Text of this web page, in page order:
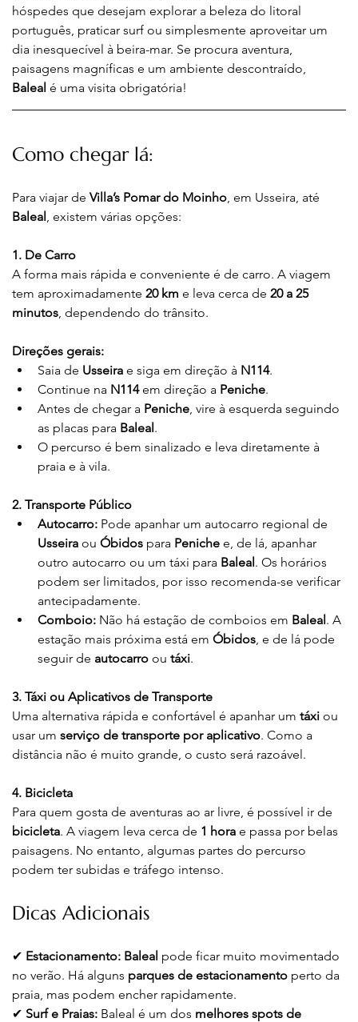
hóspedes que desejam explorar a beleza do litoral
português, praticar surf ou simplesmente aproveitar um
dia inesquecível à beira-mar. Se procura aventura,
paisagens magníficas e um ambiente descontraído,
Baleal é uma visita obrigatória!
Como chegar lá:
Para viajar de Villa’s Pomar do Moinho, em Usseira, até
Baleal, existem várias opções:
1. De Carro
A forma mais rápida e conveniente é de carro. A viagem
tem aproximadamente 20 km e leva cerca de 20 a 25
minutos, dependendo do trânsito.
Direções gerais:
Saia de Usseira e siga em direção à N114.
Continue na N114 em direção a Peniche.
Antes de chegar a Peniche, vire à esquerda seguindo
as placas para Baleal.
O percurso é bem sinalizado e leva diretamente à
praia e à vila.
2. Transporte Público
Autocarro: Pode apanhar um autocarro regional de
Usseira ou Óbidos para Peniche e, de lá, apanhar
outro autocarro ou um táxi para Baleal. Os horários
podem ser limitados, por isso recomenda-se verificar
antecipadamente.
Comboio: Não há estação de comboios em Baleal. A
estação mais próxima está em Óbidos, e de lá pode
seguir de autocarro ou táxi.
3. Táxi ou Aplicativos de Transporte
Uma alternativa rápida e confortável é apanhar um táxi ou
usar um serviço de transporte por aplicativo. Como a
distância não é muito grande, o custo será razoável.
4. Bicicleta
Para quem gosta de aventuras ao ar livre, é possível ir de
bicicleta. A viagem leva cerca de 1 hora e passa por belas
paisagens. No entanto, algumas partes do percurso
podem ter subidas e tráfego intenso.
Dicas Adicionais
✔ Estacionamento: Baleal pode ficar muito movimentado
no verão. Há alguns parques de estacionamento perto da
praia, mas podem encher rapidamente.
✔ Surf e Praias: Baleal é um dos melhores spots de